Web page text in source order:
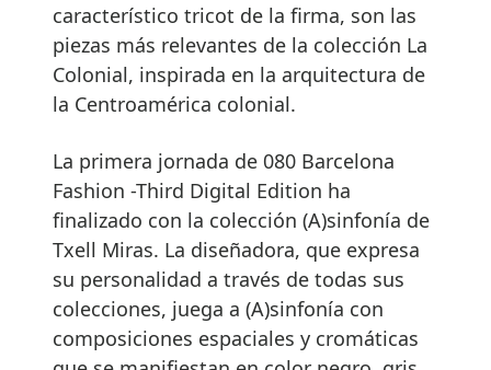
característico tricot de la firma, son las
piezas más relevantes de la colección La
Colonial, inspirada en la arquitectura de
la Centroamérica colonial.
La primera jornada de 080 Barcelona
Fashion -Third Digital Edition ha
finalizado con la colección (A)sinfonía de
Txell Miras. La diseñadora, que expresa
su personalidad a través de todas sus
colecciones, juega a (A)sinfonía con
composiciones espaciales y cromáticas